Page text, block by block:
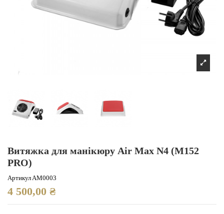
Витяжка для манікюру Air Max N4 (M152
PRO)
АртикулAM0003
4 500,00 ₴